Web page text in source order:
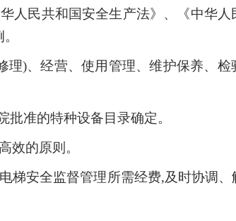
人民共和国安全生产法》、《中华人
)、经营、使用管理、维护保养、检
准的特种设备目录确定。
效的原则。
梯安全监督管理所需经费,及时协调、